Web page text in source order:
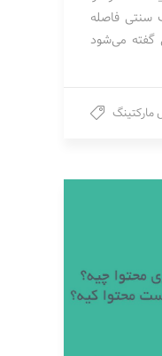
سنتی فاصله
گفته می‌شود
مارکتینگ